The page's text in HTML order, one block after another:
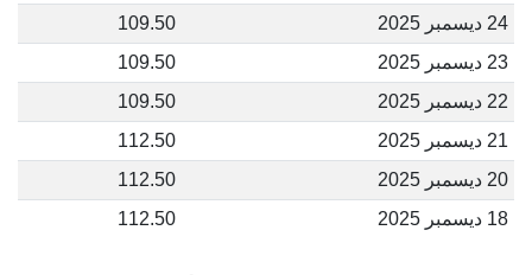
24 ديسمبر 2025
109.50
23 ديسمبر 2025
109.50
22 ديسمبر 2025
109.50
21 ديسمبر 2025
112.50
20 ديسمبر 2025
112.50
18 ديسمبر 2025
112.50